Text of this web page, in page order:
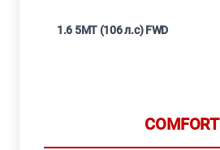
1.6 5MT (106 л.с) FWD
COMFORT